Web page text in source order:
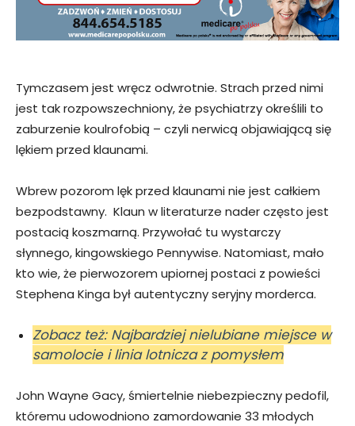
Tymczasem jest wręcz odwrotnie. Strach przed nimi
jest tak rozpowszechniony, że psychiatrzy określili to
zaburzenie koulrofobią – czyli nerwicą objawiającą się
lękiem przed klaunami.
Wbrew pozorom lęk przed klaunami nie jest całkiem
bezpodstawny. Klaun w literaturze nader często jest
postacią koszmarną. Przywołać tu wystarczy
słynnego, kingowskiego Pennywise. Natomiast, mało
kto wie, że pierwozorem upiornej postaci z powieści
Stephena Kinga był autentyczny seryjny morderca.
Zobacz też: Najbardziej nielubiane miejsce w
samolocie i linia lotnicza z pomysłem
John Wayne Gacy, śmiertelnie niebezpieczny pedofil,
któremu udowodniono zamordowanie 33 młodych